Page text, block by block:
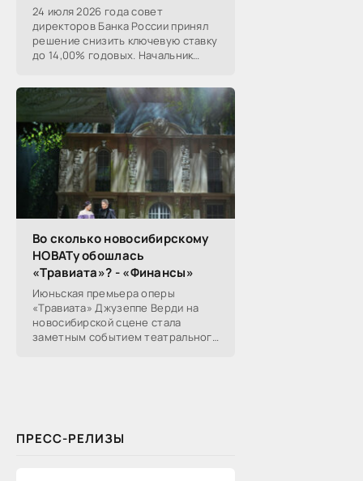
24 июля 2026 года совет
директоров Банка России принял
решение снизить ключевую ставку
до 14,00% годовых. Начальник
Николай Морев
прокомментировал...
Во сколько новосибирскому
НОВАТу обошлась
«Травиата»? - «Финансы»
Июньская премьера оперы
«Травиата» Джузеппе Верди на
новосибирской сцене стала
заметным событием театрального
ПРЕСС-РЕЛИЗЫ